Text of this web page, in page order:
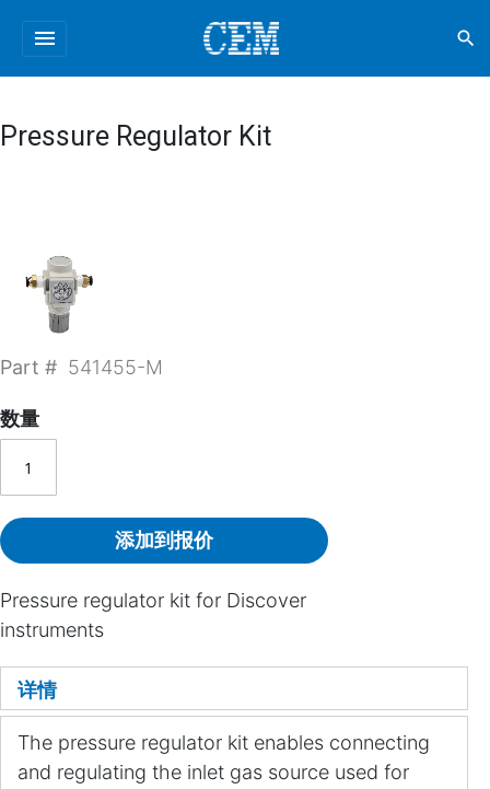
menu search
Pressure Regulator Kit
Part # 541455-M
数量
添加到报价
Pressure regulator kit for Discover
instruments
详情
The pressure regulator kit enables connecting
and regulating the inlet gas source used for